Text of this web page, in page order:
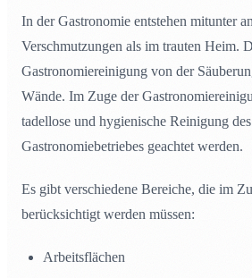
In der Gastronomie entstehen mitunter
Verschmutzungen als im trauten Heim.
Gastronomiereinigung von der
Wände. Im Zuge der
tadellose und hygienische Reinigung
Gastronomiebetriebes geachtet werden.
Es gibt verschiedene Bereiche, die im
berücksichtigt werden müssen:
Arbeitsflächen